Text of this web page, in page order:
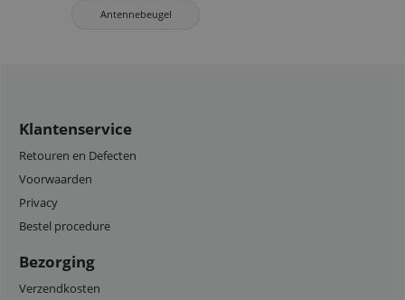
Antennebeugel
Klantenservice
Retouren en Defecten
Voorwaarden
Privacy
Bestel procedure
Bezorging
Verzendkosten